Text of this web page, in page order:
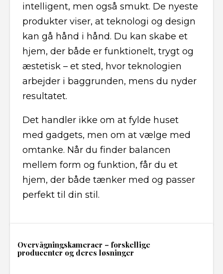
intelligent, men også smukt. De nyeste
produkter viser, at teknologi og design
kan gå hånd i hånd. Du kan skabe et
hjem, der både er funktionelt, trygt og
æstetisk – et sted, hvor teknologien
arbejder i baggrunden, mens du nyder
resultatet.
Det handler ikke om at fylde huset
med gadgets, men om at vælge med
omtanke. Når du finder balancen
mellem form og funktion, får du et
hjem, der både tænker med og passer
perfekt til din stil.
Overvågningskameraer – forskellige
producenter og deres løsninger